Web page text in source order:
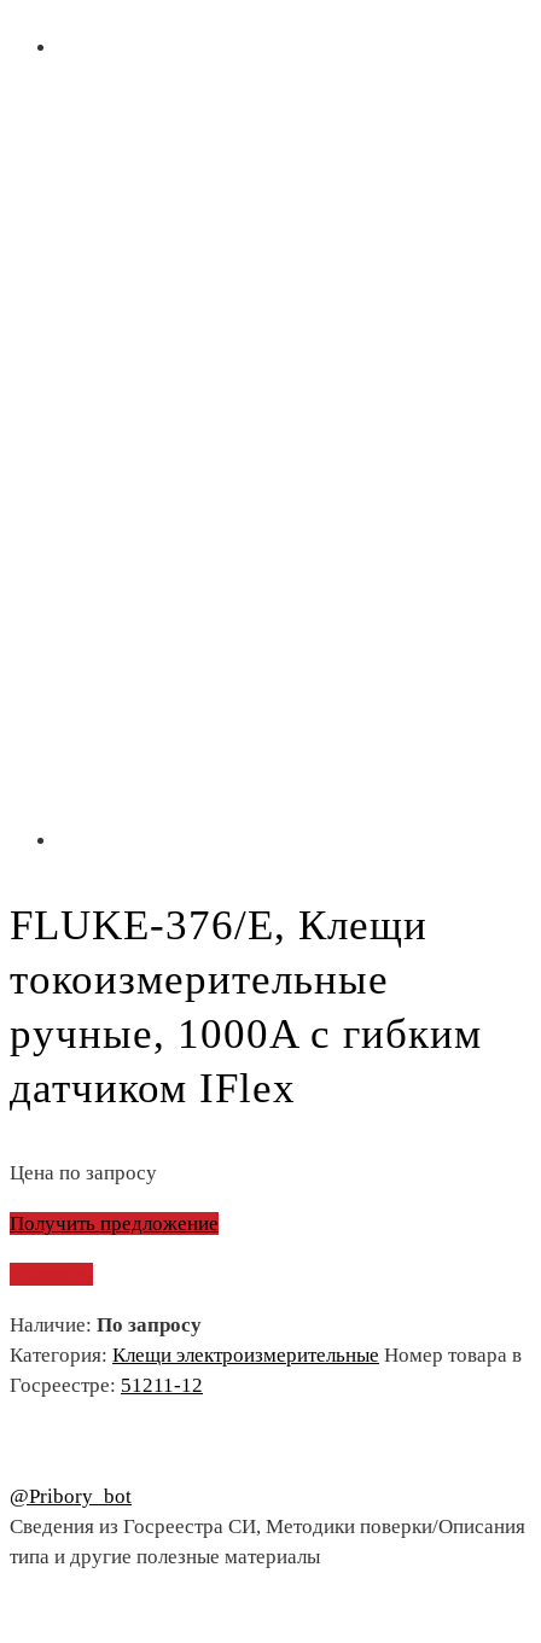
FLUKE-376/E, Клещи
токоизмерительные
ручные, 1000A с гибким
датчиком IFlex
Цена по запросу
Получить предложение
Наличие: По запросу
Категория: Клещи электроизмерительные Номер товара в
Госреестре: 51211-12
@Pribory_bot
Сведения из Госреестра СИ, Методики поверки/Описания
типа и другие полезные материалы